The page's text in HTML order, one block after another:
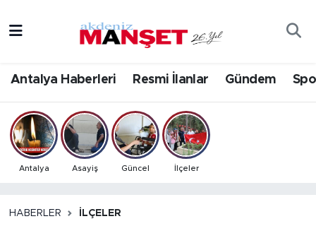
Antalya Haberleri Resmi İlanlar Gündem
Antalya Asayiş Güncel İlçeler
HABERLER İLÇELER
Bilim & Teknoloji
Eğitim
Ekonomi
Antalya Hava Durumu
Antalya Namaz Vakitleri
Antalya Trafik Yoğunluk Haritası